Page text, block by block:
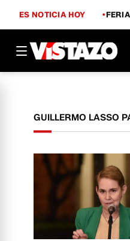
ES NOTICIA HOY
GUILLERMO LASSO